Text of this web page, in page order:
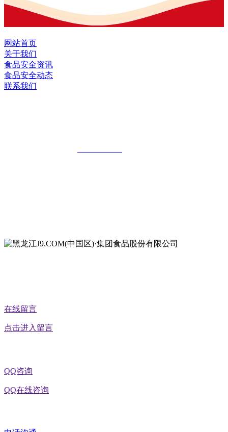
网站首页
关于我们
食品安全资讯
食品安全动态
联系我们
在线留言
点击进入留言
QQ咨询
QQ在线咨询